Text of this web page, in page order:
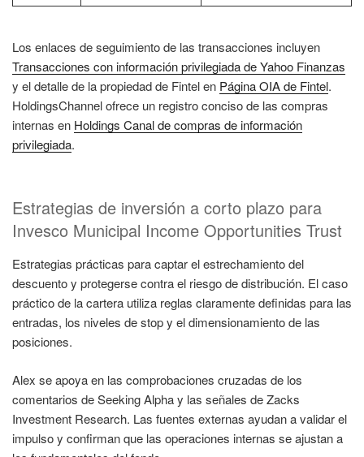
Los enlaces de seguimiento de las transacciones incluyen
Transacciones con información privilegiada de Yahoo Finanzas
y el detalle de la propiedad de Fintel en Página OIA de Fintel.
HoldingsChannel ofrece un registro conciso de las compras
internas en Holdings Canal de compras de información
privilegiada.
Estrategias de inversión a corto plazo para
Invesco Municipal Income Opportunities Trust
Estrategias prácticas para captar el estrechamiento del
descuento y protegerse contra el riesgo de distribución. El caso
práctico de la cartera utiliza reglas claramente definidas para las
entradas, los niveles de stop y el dimensionamiento de las
posiciones.
Alex se apoya en las comprobaciones cruzadas de los
comentarios de Seeking Alpha y las señales de Zacks
Investment Research. Las fuentes externas ayudan a validar el
impulso y confirman que las operaciones internas se ajustan a